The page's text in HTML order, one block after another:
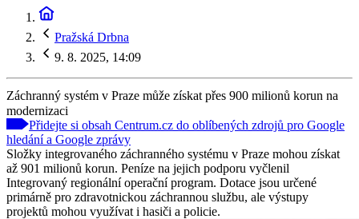
Pražská Drbna
9. 8. 2025, 14:09
Záchranný systém v Praze může získat přes 900 milionů korun na
modernizaci
Přidejte si obsah Centrum.cz do oblíbených zdrojů pro Google
hledání a Google zprávy
Složky integrovaného záchranného systému v Praze mohou získat
až 901 milionů korun. Peníze na jejich podporu vyčlenil
Integrovaný regionální operační program. Dotace jsou určené
primárně pro zdravotnickou záchrannou službu, ale výstupy
projektů mohou využívat i hasiči a policie.